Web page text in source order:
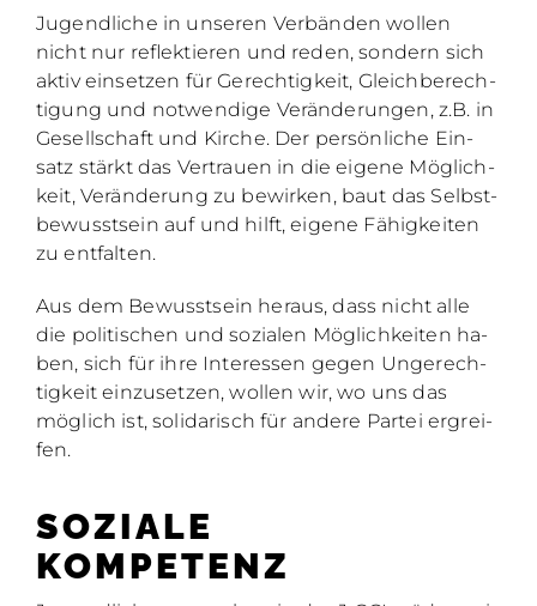
Ju­gend­li­che in un­se­ren Ver­bän­den wol­len
nicht nur re­flek­tie­ren und re­den, son­dern sich
ak­tiv ein­set­zen für Ge­rech­tig­keit, Gleich­be­rech­
ti­gung und not­wen­di­ge Ver­än­de­run­gen, z.B. in
Ge­sell­schaft und Kir­che. Der per­sön­li­che Ein­
satz stärkt das Ver­trau­en in die ei­ge­ne Mög­lich­
keit, Ver­än­de­rung zu be­wir­ken, baut das Selbst­
be­wusst­sein auf und hilft, ei­ge­ne Fä­hig­kei­ten
zu ent­fal­ten.
Aus dem Be­wusst­sein her­aus, dass nicht alle
die po­li­ti­schen und so­zia­len Mög­lich­kei­ten ha­
ben, sich für ihre In­ter­es­sen ge­gen Un­ge­rech­
tig­keit ein­zu­set­zen, wol­len wir, wo uns das
mög­lich ist, so­li­da­risch für an­de­re Par­tei er­grei­
fen.
SO­ZIA­LE
KOM­PE­TENZ